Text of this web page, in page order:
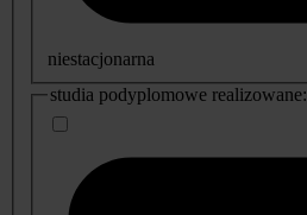
niestacjonarna
studia podyplomowe realizowane: